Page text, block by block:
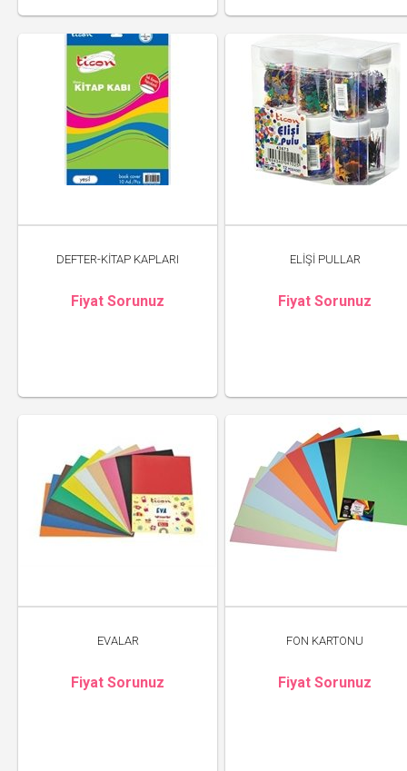
DEFTER-KİTAP KAPLARI
Fiyat Sorunuz
ELİŞİ PULLAR
Fiyat Sorunuz
EVALAR
Fiyat Sorunuz
FON KARTONU
Fiyat Sorunuz